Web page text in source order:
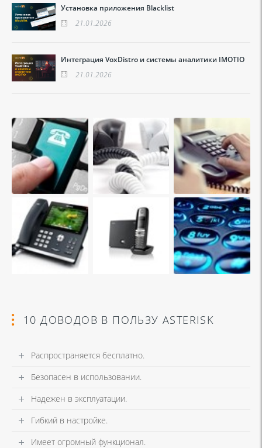
Установка приложения Blacklist
21.01.2026
Интеграция VoxDistro и системы аналитики IMOTIO
21.01.2026
10 ДОВОДОВ В ПОЛЬЗУ ASTERISK
Распространяется бесплатно.
Безопасен в использовании.
Надежен в эксплуатации.
Гибкий в настройке.
Имеет огромный функционал.